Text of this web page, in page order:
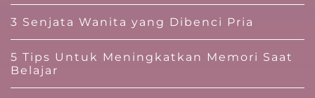
3 Senjata Wanita yang Dibenci Pria
5 Tips Untuk Meningkatkan Memori Saat
Belajar